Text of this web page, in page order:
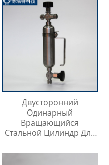
Двусторонний
Одинарный
Вращающийся
Стальной Цилиндр Для